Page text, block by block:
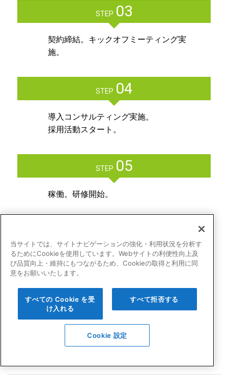
STEP 03
契約締結。キックオフミーティング実
施。
STEP 04
導入コンサルティング実施。
採用活動スタート。
STEP 05
稼働。研修開始。
※①～③の実施に、目安として数週間～１か月ほど頂戴いたします。
ンセンサスを作るまでのコンサルティングも可能です。※費用につい
てはお問い合わせくださいませ。
※状況により期間やミーティング回数、内容が前後する場合がござい
お問い合わせ
当サイトでは、サイトナビゲーションの強化・利用状況を分析す
るためにCookieを使用しています。Webサイトの利便性向上及
び品質向上・維持にもつながるため、Cookieの取得と利用に同
意をお願いいたします。
すべての Cookie を受
け入れる
すべて拒否する
Cookie 設定